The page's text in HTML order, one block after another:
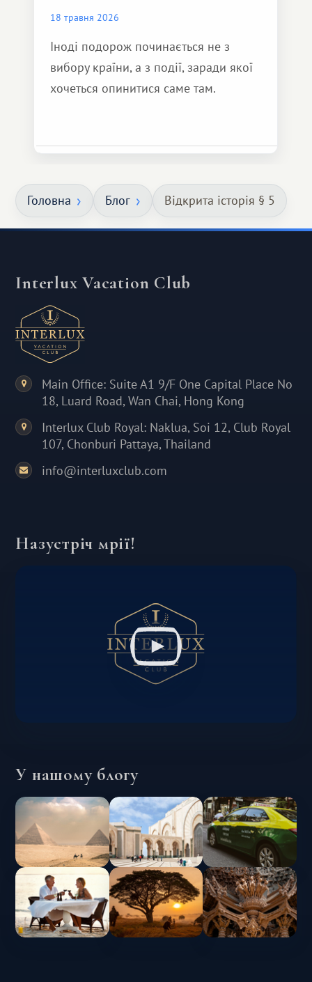
18 травня 2026
Іноді подорож починається не з
вибору країни, а з події, заради якої
хочеться опинитися саме там.
Головна Блог Відкрита історія § 5
Interlux Vacation Club
Main Office: Suite A1 9/F One Capital Place No
18, Luard Road, Wan Chai, Hong Kong
Interlux Club Royal: Naklua, Soi 12, Club Royal
107, Chonburi Pattaya, Thailand
info@interluxclub.com
Назустріч мрії!
У нашому блогу